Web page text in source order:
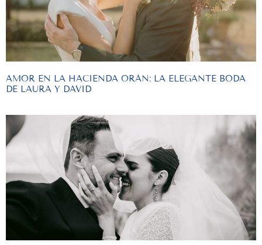
AMOR EN LA HACIENDA ORÁN: LA ELEGANTE BODA
DE LAURA Y DAVID